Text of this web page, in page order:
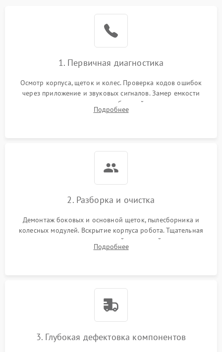
1. Первичная диагностика
Осмотр корпуса, щеток и колес. Проверка кодов ошибок
через приложение и звуковых сигналов. Замер емкости
аккумулятора и тестирование базовой станции зарядки.
Оценка работы лидара, бампера и датчиков падения для
Подробнее
2. Разборка и очистка
Демонтаж боковых и основной щеток, пылесборника и
колесных модулей. Вскрытие корпуса робота. Тщательная
очистка внутренних полостей, шестерней и плат от
скопившейся пыли, волос и шерсти животных с
Подробнее
3. Глубокая дефектовка компонентов